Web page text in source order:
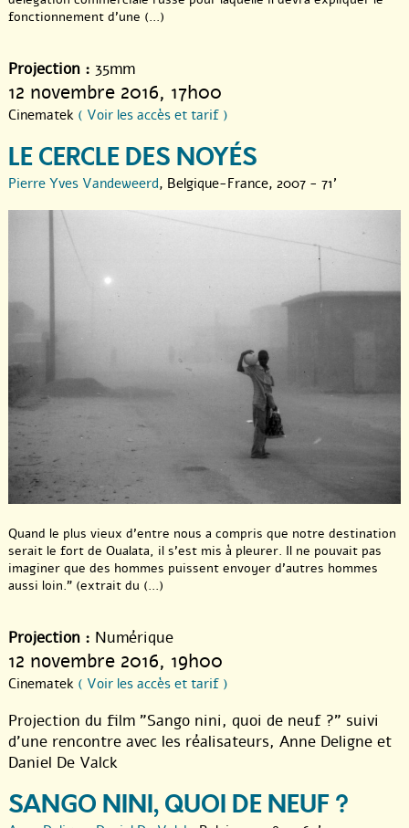
Anne Deligne et Daniel De Valck ont ainsi bâti un état des lieux
(Jacqueline Aubenas)
fonctionnement d’une (...)
Projection : 35mm
12 novembre 2016, 17h00
Cinematek ( Voir les accès et tarif )
LE CERCLE DES NOYÉS
Pierre Yves Vandeweerd, Belgique-France, 2007 - 71'
Quand le plus vieux d’entre nous a compris que notre destination
serait le fort de Oualata, il s’est mis à pleurer. Il ne pouvait pas
imaginer que des hommes puissent envoyer d’autres hommes
aussi loin." (extrait du (...)
Projection : Numérique
12 novembre 2016, 19h00
Cinematek ( Voir les accès et tarif )
Projection du film "Sango nini, quoi de neuf ?" suivi
d’une rencontre avec les réalisateurs, Anne Deligne et
Daniel De Valck
SANGO NINI, QUOI DE NEUF ?